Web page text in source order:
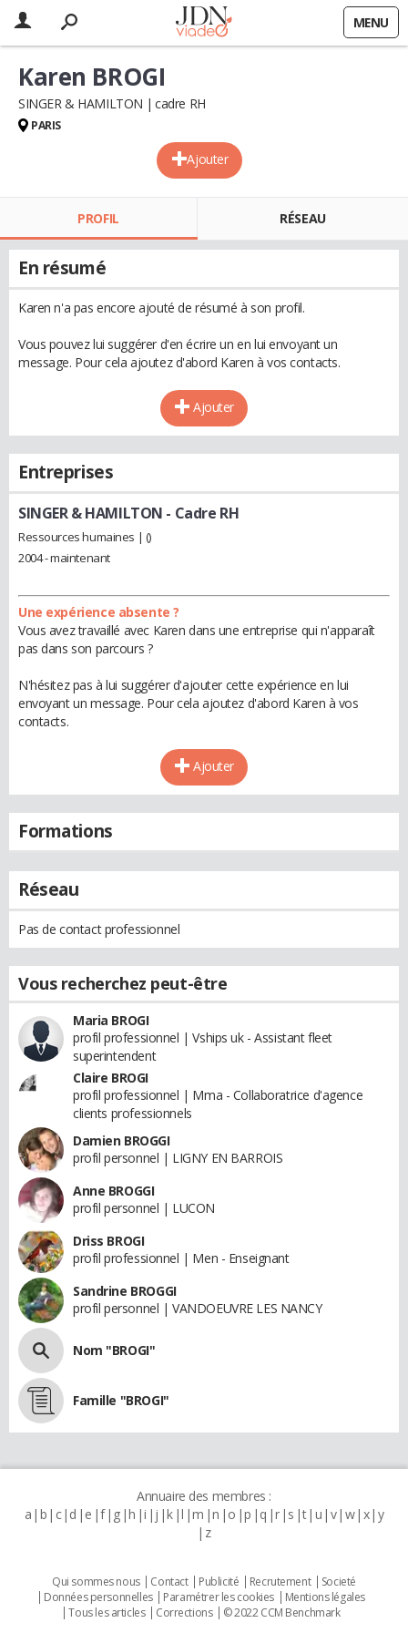
MENU
Ajouter
Karen BROGI
SINGER & HAMILTON cadre RH
PARIS
PROFIL RÉSEAU
En résumé
Karen n'a pas encore ajouté de résumé à son profil.
Vous pouvez lui suggérer d'en écrire un en lui envoyant un
message. Pour cela ajoutez d'abord Karen à vos contacts.
Ajouter
Entreprises
SINGER & HAMILTON - Cadre RH
Ressources humaines | ()
2004 - maintenant
Une expérience absente ?
Vous avez travaillé avec Karen dans une entreprise qui n'apparaît
pas dans son parcours ?
N'hésitez pas à lui suggérer d'ajouter cette expérience en lui
envoyant un message. Pour cela ajoutez d'abord Karen à vos
contacts.
Ajouter
Formations
Réseau
Pas de contact professionnel
Vous recherchez peut-être
Maria BROGI
profil professionnel | Vships uk - Assistant fleet
superintendent
Claire BROGI
profil professionnel | Mma - Collaboratrice d'agence
clients professionnels
Damien BROGGI
profil personnel | LIGNY EN BARROIS
Anne BROGGI
profil personnel | LUCON
Driss BROGI
profil professionnel | Men - Enseignant
Sandrine BROGGI
profil personnel | VANDOEUVRE LES NANCY
Nom "BROGI"
Famille "BROGI"
Annuaire des membres :
a b c d e f g h i j k l m n o p q r s t u v w x y
z
Qui sommes nous Contact Publicité Recrutement
Societé
Données personnelles
Paramétrer les cookies
Mentions légales
Tous les articles
Corrections © 2022 CCM Benchmark